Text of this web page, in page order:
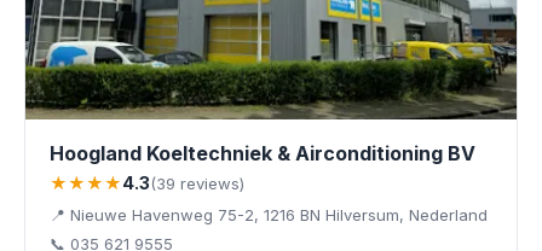
Hoogland Koeltechniek & Airconditioning BV
★★★★4.3(39 reviews)
📍 Nieuwe Havenweg 75-2, 1216 BN Hilversum, Nederland
📞 035 621 9555